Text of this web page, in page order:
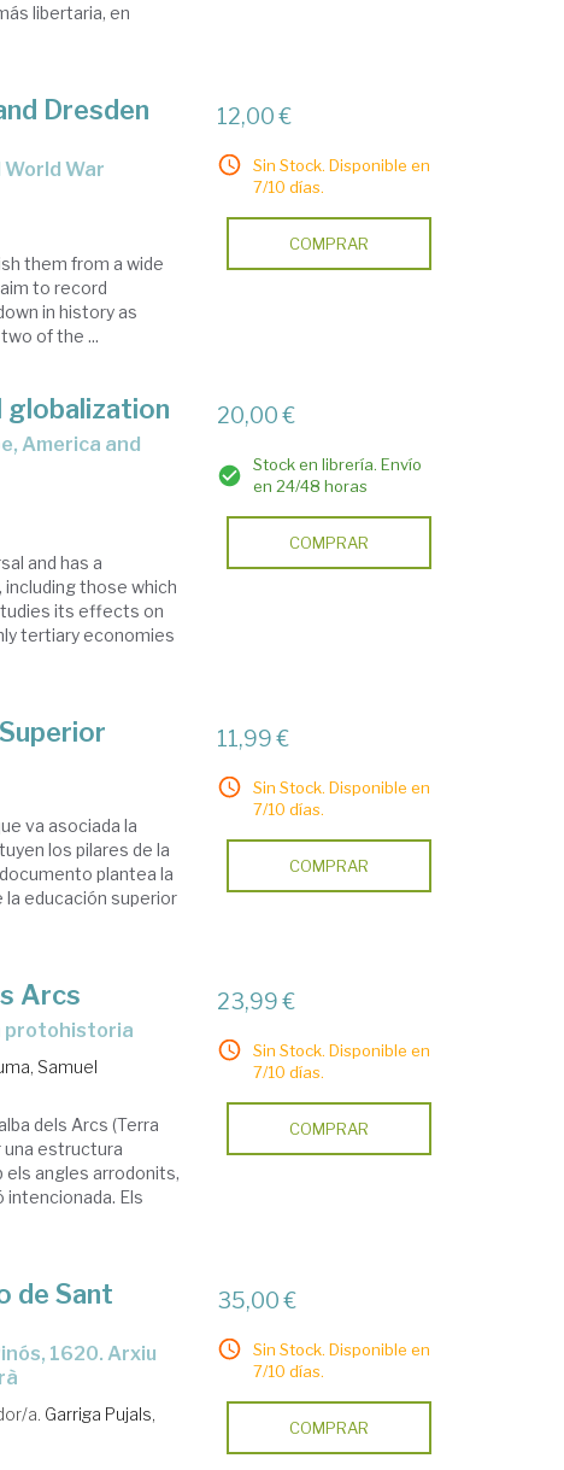
libertaria, en
Dresden
World War
them from a wide
to record
in history as
of the ...
12,00 €
Sin Stock. Disponible en
7/10 días.
COMPRAR
globalization
and has a
those which
its effects on
tertiary economies
20,00 €
Stock en librería. Envío
en 24/48 horas
COMPRAR
va asociada la
los pilares de la
plantea la
la educación superior
11,99 €
Sin Stock. Disponible en
7/10 días.
COMPRAR
Arcs
protohistoria
Samuel
dels Arcs (Terra
estructura
els angles arrodonits,
intencionada. Els
23,99 €
Sin Stock. Disponible en
7/10 días.
COMPRAR
de Sant
a. Garriga Pujals,
35,00 €
Sin Stock. Disponible en
7/10 días.
COMPRAR